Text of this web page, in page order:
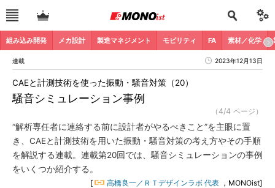
組み込み開発 メカ設計 製造マネジメント モビリティ FA 素材／化学
連載 2023年12月13日
騒音シミュレーション事例
CAEと計測技術を使った振動・騒音対策（20）
（4/4 ページ）
“解析専任者に連絡する前に設計者がやるべきこと”を主眼に置
き、CAEと計測技術を用いた振動・騒音対策の考え方やその手順
を解説する連載。連載第20回では、騒音シミュレーションの事例
をいくつか紹介する。
[ 高橋良一／ＲＴデザインラボ 代表 ，MONOist]